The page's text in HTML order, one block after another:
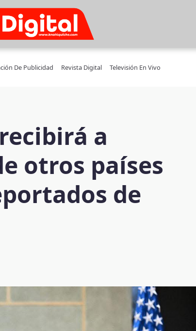
De Publicidad Revista Digital Televisión En Vivo
a
otros países
de